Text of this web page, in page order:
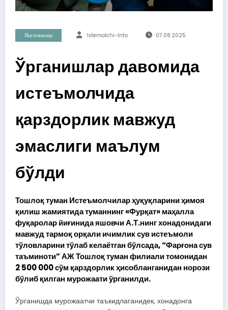
Янгиликлар Istemolchi-Info 07.08.2025
Ўрганишлар давомида
истеъмолчида
қарздорлик мавжуд
эмаслиги маълум
бўлди
Тошлоқ туман Истеъмолчилар ҳуқуқларини ҳимоя
қилиш жамиятида туманнинг «Фурқат» маҳалла
фуқаролар йиғинида яшовчи А.Т.нинг хонадонидаги
мавжуд тармоқ орқали ичимлик сув истеъмоли
тўловларини тўлаб келаётган бўлсада, “Фарғона сув
таъминоти” АЖ Тошлоқ туман филиали томонидан
2 500 000 сўм қарздорлик ҳисобланганидан норози
бўлиб қилган мурожаати ўрганилди.
Ўрганишда мурожаатчи таъкидлаганидек, хонадонга